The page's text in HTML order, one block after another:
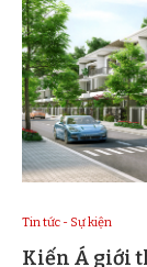
Tin tức - Sự kiện
Kiến Á giới